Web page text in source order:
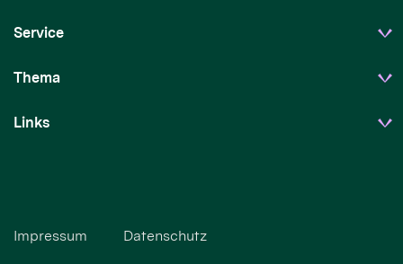
Service
Thema
Links
Impressum Datenschutz